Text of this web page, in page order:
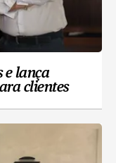
e lança
clientes